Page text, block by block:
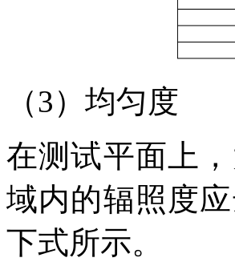
（3）均匀度
在测试平面上
域内的辐照度
下式所示。